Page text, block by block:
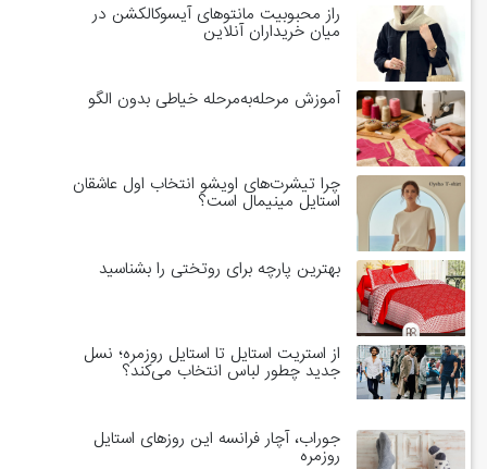
راز محبوبیت مانتوهای آیسوکالکشن در
میان خریداران آنلاین
آموزش مرحله‌به‌مرحله خیاطی بدون الگو
چرا تیشرت‌های اویشو انتخاب اول عاشقان
استایل مینیمال است؟
بهترین پارچه برای روتختی را بشناسید
از استریت استایل تا استایل روزمره؛ نسل
جدید چطور لباس انتخاب می‌کند؟
جوراب، آچار فرانسه این روزهای استایل
روزمره